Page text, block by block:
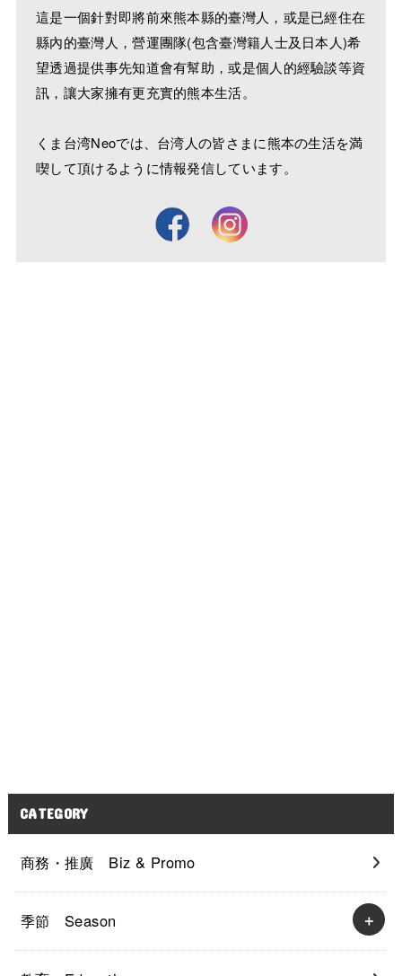
這是一個針對即將前來熊本縣的臺灣人，或是已經住在
縣內的臺灣人，營運團隊(包含臺灣籍人士及日本人)希
望透過提供事先知道會有幫助，或是個人的經驗談等資
訊，讓大家擁有更充實的熊本生活。
くま台湾Neoでは、台湾人の皆さまに熊本の生活を満
喫して頂けるように情報発信しています。
CATEGORY
商務・推廣 Biz & Promo
季節 Season